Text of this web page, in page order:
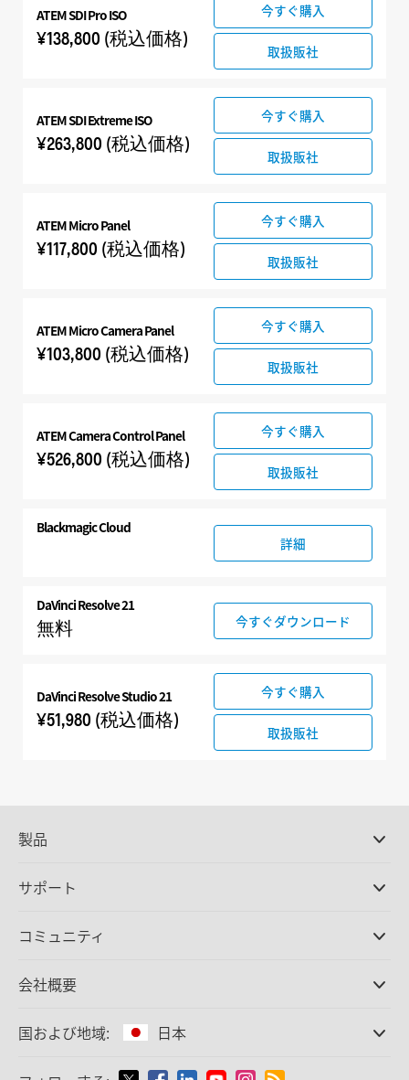
ATEM SDI Pro ISO
¥138,800 (税込価格)
今すぐ購入
取扱販社
ATEM SDI Extreme ISO
¥263,800 (税込価格)
今すぐ購入
取扱販社
ATEM Micro Panel
¥117,800 (税込価格)
今すぐ購入
取扱販社
ATEM Micro Camera Panel
¥103,800 (税込価格)
今すぐ購入
取扱販社
ATEM Camera Control Panel
¥526,800 (税込価格)
今すぐ購入
取扱販社
Blackmagic Cloud
詳細
DaVinci Resolve 21
無料 今すぐダウンロード
DaVinci Resolve Studio 21
¥51,980 (税込価格)
今すぐ購入
取扱販社
製品
DaVinci Resolve/Fusion
ATEMプロダクション
ディスクレコーダー
Cintelフィルムスキャニング
放送用コンバーター
サポート
サポートセンター
コミュニティ
会社概要
会社概要
国および地域: 日本